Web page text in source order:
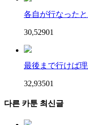
各自が行なった
30,52901
最後まで行けば
32,93501
다른 카툰 최신글